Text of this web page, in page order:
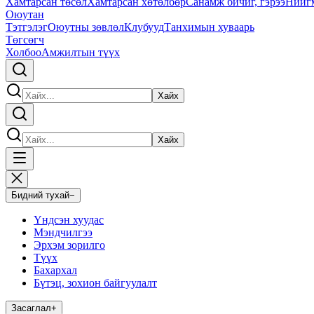
Оюутан
ТэтгэлэгОюутны зөвлөлКлубуудТанхимын хуваарь
Төгсөгч
ХолбооАмжилтын түүх
Хайх
Хайх
Бидний тухай−
Үндсэн хуудас
Мэндчилгээ
Эрхэм зорилго
Түүх
Бахархал
Бүтэц, зохион байгуулалт
Засаглал+